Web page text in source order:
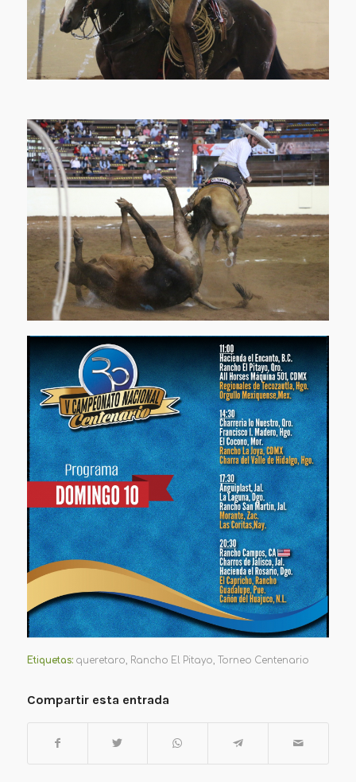
Etiquetas: queretaro, Rancho El Pitayo, Torneo Centenario
Compartir esta entrada